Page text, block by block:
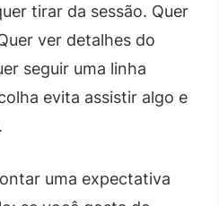
tirar da sessão. Quer
ver detalhes do
seguir uma linha
evita assistir algo e
uma expectativa